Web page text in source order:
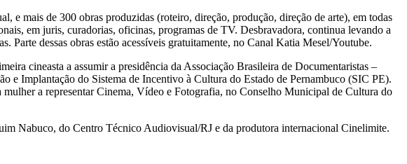
e mais de 300 obras produzidas (roteiro, direção, produção, direção de arte), em todas
em juris, curadorias, oficinas, programas de TV. Desbravadora, continua levando a
Parte dessas obras estão acessíveis gratuitamente, no Canal Katia Mesel/Youtube.
cineasta a assumir a presidência da Associação Brasileira de Documentaristas –
e Implantação do Sistema de Incentivo à Cultura do Estado de Pernambuco (SIC PE).
a representar Cinema, Vídeo e Fotografia, no Conselho Municipal de Cultura do
Nabuco, do Centro Técnico Audiovisual/RJ e da produtora internacional Cinelimite.